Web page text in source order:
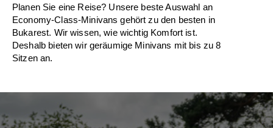
Planen Sie eine Reise? Unsere beste Auswahl an
Economy-Class-Minivans gehört zu den besten in
Bukarest. Wir wissen, wie wichtig Komfort ist.
Deshalb bieten wir geräumige Minivans mit bis zu 8
Sitzen an.